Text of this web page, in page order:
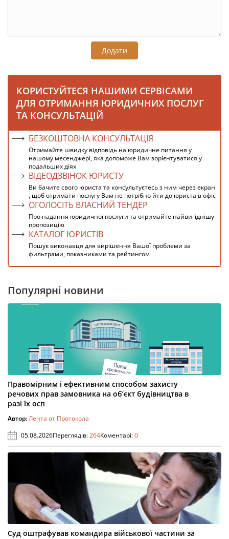
Додати
КОРИСТУЙТЕСЯ НАШИМИ СЕРВІСАМИ
ДЛЯ ОТРИМАННЯ ЮРИДИЧНИХ ПОСЛУГ
ТА КОНСУЛЬТАЦІЙ
БЕЗКОШТОВНА КОНСУЛЬТАЦІЯ
Отримайте швидку відповідь на юридичне питання у
нашому месенджері, яка допоможе Вам зорієнтуватися у
подальших діях
ВІДЕОДЗВІНОК ЮРИСТУ
Ви бачите свого юриста та консультуєтесь з ним через екран
, щоб отримати послугу Вам не потрібно йти до юриста в офіс
ОГОЛОСІТЬ ВЛАСНИЙ ТЕНДЕР
Про надання юридичної послуги та отримайте найвигіднішу
пропозицію
КАТАЛОГ ЮРИСТІВ
Пошук виконавця для вирішення Вашої проблеми за
фильтрами, показниками та рейтингом
Популярні новини
Правомірним і ефективним способом захисту
речових прав замовника на об’єкт будівництва в
разі їх осп
Автор:Лента от Протокола
05.08.2026Переглядів:264Коментарі:0
Суд оштрафував командира військової частини за